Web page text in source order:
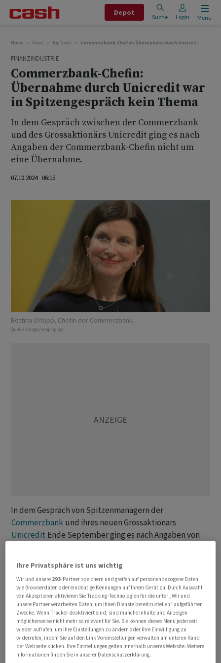
Depot
Suche Login Menu
Home News Top News Commerzbank-Chefin: Übernahme durch Unicredit war in
FINANZINDUSTRIE
Commerzbank-Chefin:
Übernahme durch Unicredit war
in Spitzengespräch kein Thema
In dem Gespräch zwischen der Commerzbank
und des Grossaktionärs Unicredit ging es nach
Angaben der Commerzbank-Chefin nicht um
eine Übernahme.
07.10.2024 06:15
Bettina Orlopp, Chefin der Commerzbank.
Quelle: imago/sepp spiegl
In dem Gespräch von Spitzenmanagern der
Commerzbank und ihres neuen Grossaktionärs
Unicredit Ende September ging es nach Angaben von
Übernahme des deutschen Institus durch die Italiener.
«Es war ein klassisches Investorengespräch.
ist jetzt ein grösserer Aktionär und da gehört der
professionelle Austausch zur geschäftlichen
Entwicklung der Commerzbank dazu», sagte Orlopp
dem «Handelsblatt» (Montagausgabe) in einem
Interview. Sie machte zudem deutlich, dass sie im Falle
eines Zusammengehens beider Banken sie eine
jahrelange Lähmung sowie den Verlust von Kunden
Ihre Privatsphäre ist uns wichtig
Wir und unsere 293-Partner speichern und greifen auf personenbezogene Daten
wie Browserdaten oder eindeutige Kennungen auf Ihrem Gerät zu. Durch Auswahl
von Akzeptieren aktivieren Sie Tracking-Technologien für die unter „Wir und
unsere Partner verarbeiten Daten, um Ihnen Dienste bereitzustellen“ aufgeführten
Zwecke. Wenn Tracker deaktiviert sind, sind manche Inhalte und Anzeigen
möglicherweise nicht mehr so relevant für Sie. Sie können dieses Menü jederzeit
wieder aufrufen, um Ihre Einstellungen zu ändern oder Ihre Einwilligung zu
widerrufen, indem Sie auf den Link Voreinstellungen verwalten am unteren Rand
der Webseite klicken. Ihre Einstellungen gelten innerhalb unseres Website. Weitere
Informationen finden Sie in unserer Datenschutzerklärung.